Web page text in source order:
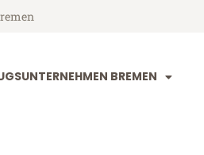
BREMEN